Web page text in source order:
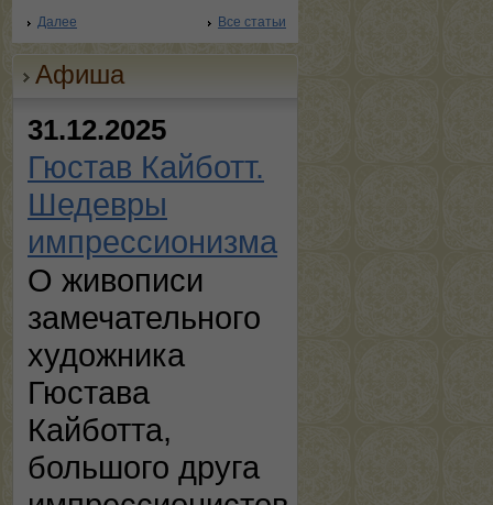
Далее Все статьи
Афиша
31.12.2025
Гюстав Кайботт.
Шедевры
импрессионизма
О живописи
замечательного
художника
Гюстава
Кайботта,
большого друга